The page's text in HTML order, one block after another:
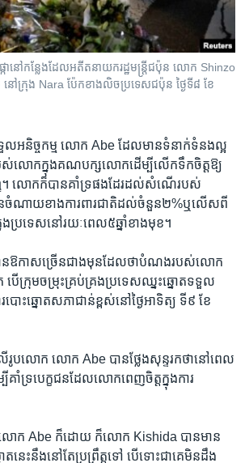
កា​នៅ​កន្លែង​ដែល​អតីត​នាយករដ្ឋមន្ត្រី​ជប៉ុន លោក Shinzo
នៅ​ក្រុង Nara ប៉ែក​ខាង​លិច​ប្រទេស​ជប៉ុន ថ្ងៃទី៨ ខែ
និច្ចកម្ម​ លោក Abe ដែល​មានទំនាក់ទំនងល្អ​
បស់​លោកក្នុង​គណបក្ស​លោក​ដើម្បីលើក​ទឹក​ចិត្ត​ឱ្យ​
ញ្ញ។ លោកក៏​បានគាំទ្រ​ផង​ដែរ​ដល់សំណើរបស់​
ចំណាយ​ខាង​ការពារ​ជាតិ​ដល់​ចំនួន​២%ឬលើស​ពី
ប្រទេសនៅ​រយៈ​ពេល​៥ឆ្នាំ​ខាង​មុខ។​
ានឱកាស​ច្រើន​ជាង​មុន​ដែល​ថា​បំណង​របស់​លោក
បើក្រុម​ចម្រុះ​គ្រប់គ្រង​ប្រទេស​ឈ្នះ​ឆ្នោតទទួល
បោះឆ្នោត​សភា​ជាន់ខ្ពស់​នៅ​ថ្ងៃ​អាទិត្យ ទី៩ ខែ
រូប​លោក លោក​ Abe បាន​ថ្លែង​សុន្ទរកថា​នៅ​ពេល​
ាំទ្រ​បេក្ខជនដែល​លោក​ពេញ​ចិត្ត​ក្នុង​ការ
ត​លោក Abe ក៏ដោយ​ ក៏​លោក Kishida បាន​មាន​
ត​នេះ​នឹង​នៅ​តែ​ប្រព្រឹត្ត​ទៅ បើ​ទោះជា​គេ​មិនដឹង​